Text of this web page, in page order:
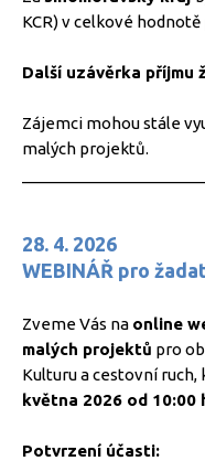
KCR) v celkové
Další uzávěrka příjmu
Zájemci mohou stále
malých projektů.
28. 4. 2026
WEBINÁŘ pro
Zveme Vás na online
malých projektů pro
Kulturu a cestovní
května 2026 od 10:00
Potvrzení účasti: